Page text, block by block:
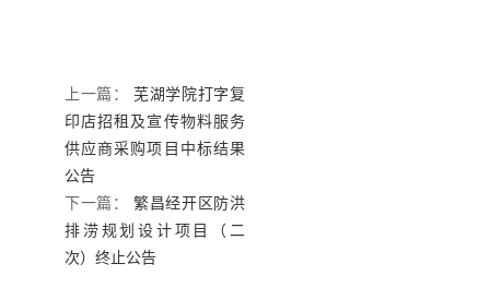
上一篇： 芜湖学院打字复
印店招租及宣传物料服务
供应商采购项目中标结果
公告
下一篇：繁昌经开区防洪
排涝规划设计项目（二
次）终止公告